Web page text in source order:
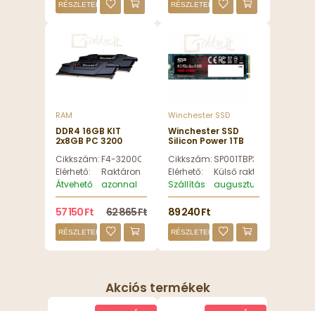
RÉSZLETEK RÉSZLETEK
RAM
DDR4 16GB KIT
2x8GB PC 3200
3200C16D-16GVKB -
F4-3200C16D-
16GVKB
Cikkszám:F4-3200C16D-16GVKB
Elérhető:
Raktáron
Átvehető
azonnal
57 150 Ft 62 865 Ft
RÉSZLETEK
Winchester SSD
Winchester SSD
Silicon Power 1TB
Series -
SP001TBP34A80M28
Cikkszám: SP001TBP34A80M28
Elérhető:
Külső raktáron
Szállítás
augusztus 13, csütörtök
89 240 Ft
RÉSZLETEK
Akciós termékek